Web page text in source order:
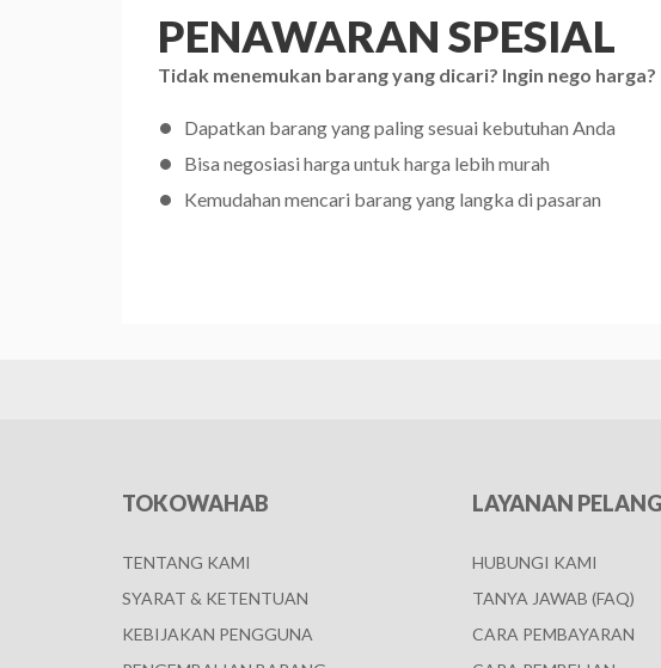
PENAWARAN SPESIAL
Tidak menemukan barang yang dicari? Ingin nego harga?
Dapatkan barang yang paling sesuai kebutuhan Anda
Bisa negosiasi harga untuk harga lebih murah
Kemudahan mencari barang yang langka di pasaran
TOKOWAHAB
TENTANG KAMI
SYARAT & KETENTUAN
KEBIJAKAN PENGGUNA
LAYANAN
HUBUNGI KAMI
TANYA JAWAB (FAQ)
CARA PEMBAYARAN